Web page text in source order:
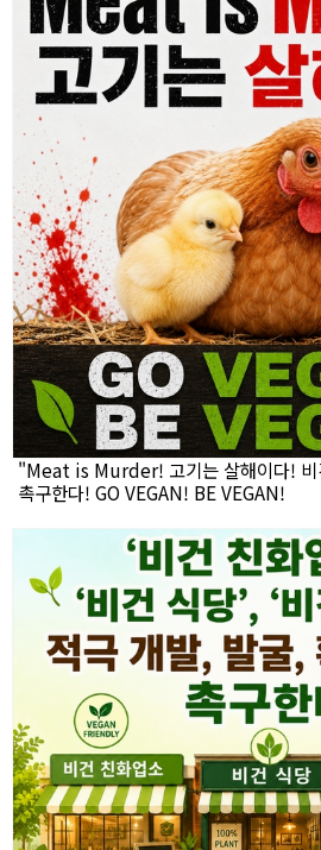
"Meat is Murder! 고기는 살해이다! 비
촉구한다! GO VEGAN! BE VEGAN!